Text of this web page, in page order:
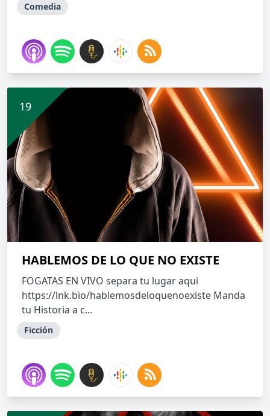
Comedia
HABLEMOS DE LO QUE NO EXISTE
FOGATAS EN VIVO separa tu lugar aqui
https://lnk.bio/hablemosdeloquenoexiste Manda
tu Historia a c...
Ficción